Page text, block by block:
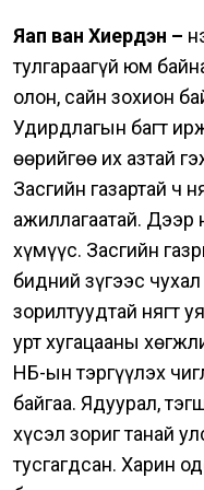
Яап ван Хиердэн –
тулгараагүй юм
олон, сайн зохион
Удирдлагын багт
өөрийгөө их азтай
Засгийн газартай ч
ажиллагаатай. Дээр
хүмүүс. Засгийн
бидний зүгээс
зорилтуудтай нягт
урт хугацааны
НҮБ-ын тэргүүлэх
байгаа. Ядуурал,
хүсэл зориг танай
тусгагдсан. Харин